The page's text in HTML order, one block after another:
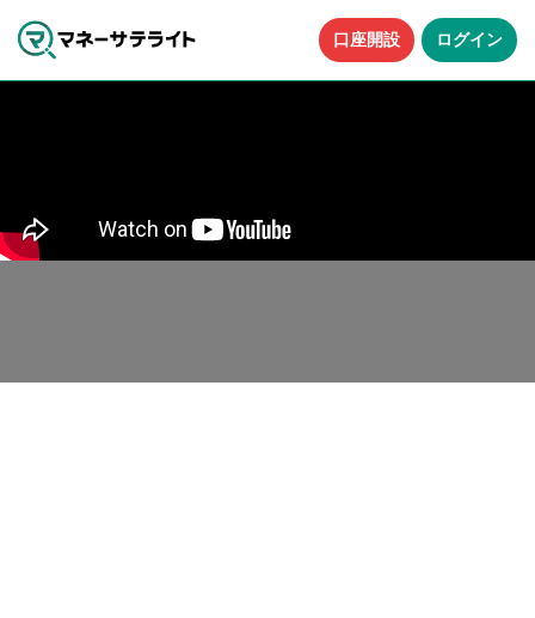
口座開設 ログイン